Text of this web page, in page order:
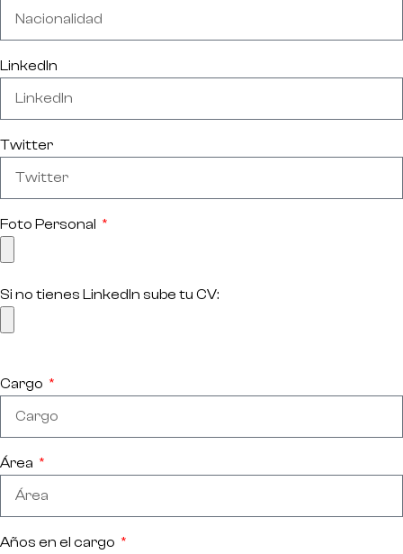
LinkedIn
Twitter
Foto Personal
Si no tienes LinkedIn sube tu CV:
Cargo
Área
Años en el cargo